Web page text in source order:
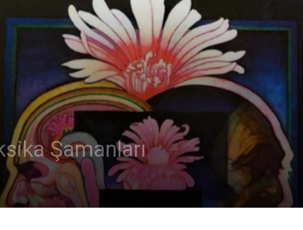
Şamanları